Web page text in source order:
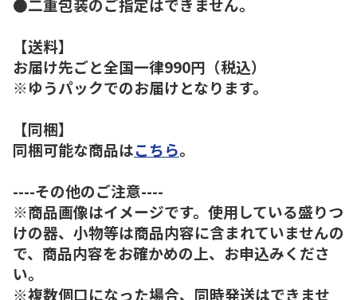
【送料】
お届け先ごと全国一律990円（税込）
※ゆうパックでのお届けとなります。
【同梱】
同梱可能な商品はこちら。
----その他のご注意----
※商品画像はイメージです。使用している盛りつ
けの器、小物等は商品内容に含まれていませんの
で、商品内容をお確かめの上、お申込みくださ
い。
※複数個口になった場合、同時発送はできませ